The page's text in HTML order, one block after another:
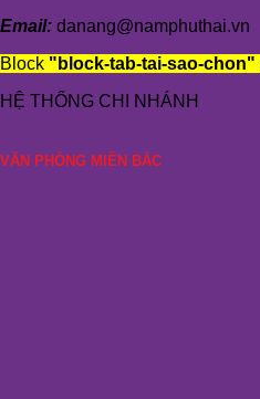
Email: danang@namphuthai.vn
Block "block-tab-tai-sao-chon"
HỆ THỐNG CHI NHÁNH
VĂN PHÒNG MIỀN BẮC